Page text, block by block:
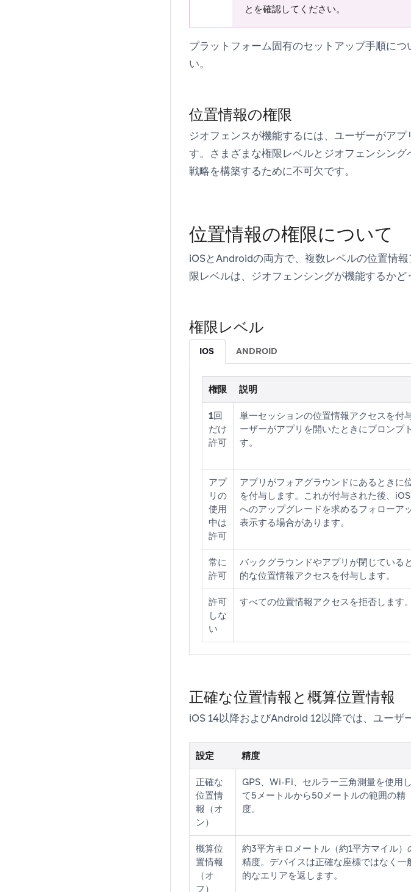
とを確認してください。
プラットフォーム固有のセットアップ手順に
い。
位置情報の権限
ジオフェンスが機能するには、ユーザーがア
す。さまざまな権限レベルとジオフェンシン
戦略を構築するために不可欠です。
位置情報の権限について
iOSとAndroidの両方で、複数レベルの位置情
限レベルは、ジオフェンシングが機能するか
権限レベル
IOS ANDROID
権限 説明
1回
だけ
許可
単一セッションの位置情報アクセスを付
ーザーがアプリを開いたときにプロンプ
す。
アプ
リの
使用
中は
許可
アプリがフォアグラウンドにあるときに
を付与します。これが付与された後、iOS
へのアップグレードを求めるフォローア
表示する場合があります。
常に
許可
バックグラウンドやアプリが閉じている
的な位置情報アクセスを付与します。
許可
しな
い
すべての位置情報アクセスを拒否します。
正確な位置情報と概算位置情報
iOS 14以降およびAndroid 12以降では、ユーザ
設定 精度
正確な
位置情
報（オ
ン）
GPS、Wi-Fi、セルラー三角測量を使用し
て5メートルから50メートルの範囲の精
度。
概算位
置情報
（オ
フ）
約3平方キロメートル（約1平方マイル）
精度。デバイスは正確な座標ではなく一
的なエリアを返します。